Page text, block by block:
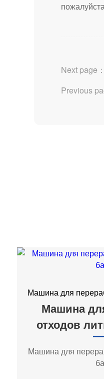
Next page：
Previous
Машина для
Машина
отходов
Машина для